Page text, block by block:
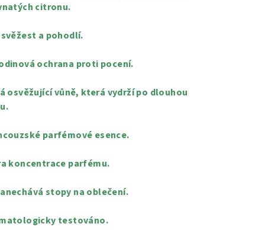
citronu.
a pohodlí.
ochrana proti pocení.
osvěžující vůně, která vydrží po dlouhou
parfémové esence.
koncentrace parfému.
stopy na oblečení.
testováno.